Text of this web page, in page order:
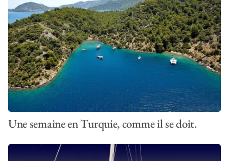
Une semaine en Turquie, comme il se doit.